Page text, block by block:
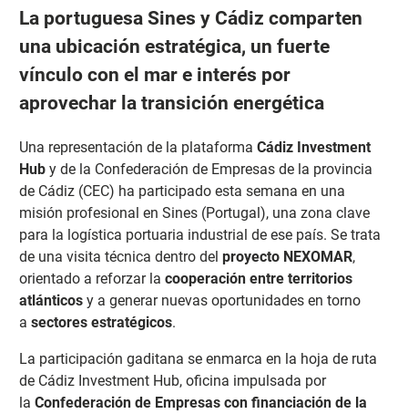
La portuguesa Sines y Cádiz comparten
una ubicación estratégica, un fuerte
vínculo con el mar e interés por
aprovechar la transición energética
Una representación de la plataforma Cádiz Investment
Huby de la Confederación de Empresas de la provincia
de Cádiz (CEC) ha participado esta semana en una
misión profesional en Sines (Portugal), una zona clave
para la logística portuaria industrial de ese país. Se trata
de una visita técnica dentro del proyecto NEXOMAR,
orientado a reforzar la cooperación entre territorios
atlánticosy a generar nuevas oportunidades en torno
a sectores estratégicos.
La participación gaditana se enmarca en la hoja de ruta
de Cádiz Investment Hub, oficina impulsada por
la Confederación de Empresas con financiación de la